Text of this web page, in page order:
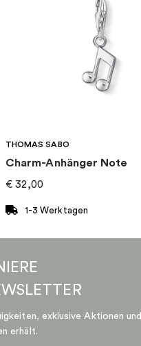
THOMAS SABO
Charm-Anhänger Note
€ 32,00
1-3 Werktagen
exklusive Aktionen und
erhält.